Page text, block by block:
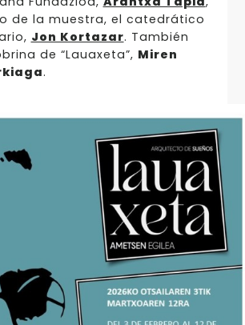
de la muestra, el catedrático
Jon Kortazar. También
de “Lauaxeta”, Miren
.